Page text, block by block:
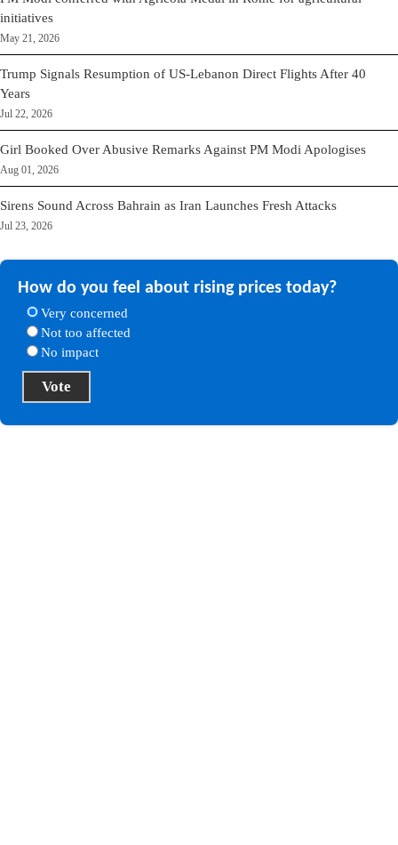
initiatives
May 21, 2026
Trump Signals Resumption of US-Lebanon Direct Flights After 40
Years
Jul 22, 2026
Girl Booked Over Abusive Remarks Against PM Modi Apologises
Aug 01, 2026
Sirens Sound Across Bahrain as Iran Launches Fresh Attacks
Jul 23, 2026
How do you feel about rising prices today?
Very concerned
Not too affected
No impact